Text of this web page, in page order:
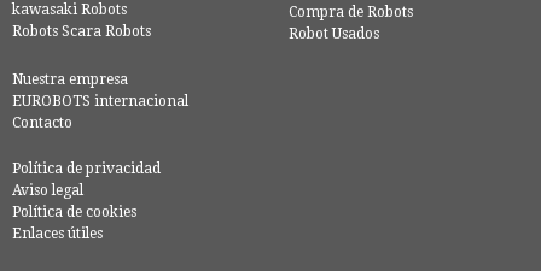
kawasaki Robots
Robots Scara Robots
Compra de Robots
Robot Usados
Nuestra empresa
EUROBOTS internacional
Contacto
Política de privacidad
Aviso legal
Política de cookies
Enlaces útiles